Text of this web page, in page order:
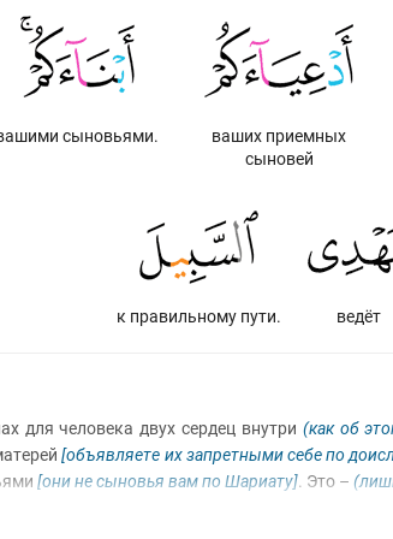
ваших приемных
сыновей
сыновьями.
ведёт
к правильному пути.
для человека двух сердец внутри (как об
[объявляете их запретными себе по
[они не сыновья вам по Шариату]. Это –